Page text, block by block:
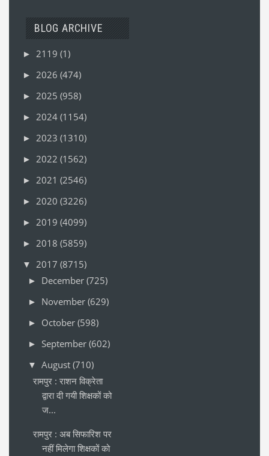
BLOG ARCHIVE
► 2119 (1)
► 2026 (474)
► 2025 (958)
► 2024 (1154)
► 2023 (1310)
► 2022 (1562)
► 2021 (2546)
► 2020 (3226)
► 2019 (4099)
► 2018 (5859)
▼ 2017 (8715)
► December (725)
► November (629)
► October (598)
► September (602)
▼ August (710)
रामपुर : राशन विक्रेता
द्वारा दी गयी शिक्षकों को
ज...
रामपुर : अब सिफारिश पर
नहीं मिलेगा शिक्षकों को